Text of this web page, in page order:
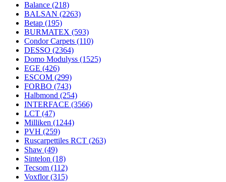
Balance (218)
BALSAN (2263)
Betap (195)
BURMATEX (593)
Condor Carpets (110)
DESSO (2364)
Domo Modulyss (1525)
EGE (426)
ESCOM (299)
FORBO (743)
Halbmond (254)
INTERFACE (3566)
LCT (47)
Milliken (1244)
PVH (259)
Ruscarpettiles RCT (263)
Shaw (49)
Sintelon (18)
Tecsom (112)
Voxflor (315)